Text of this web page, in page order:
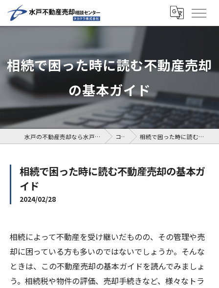
相続で困った時に読む不動産売却
の基本ガイド
水戸の不動産売却なら水戸不動産売却相談センター コラム 相続で困った時に読む不動産売却の基本ガイド
相続で困った時に読む不動産売却の基本ガ
イド
2024/02/28
相続によって不動産を受け継いだものの、その管理や売
却に困っている方も多いのではないでしょうか。そんな
ときは、この不動産売却の基本ガイドを読んでみましょ
う。相続税や物件の評価、売却手続きなど、様々なトラ